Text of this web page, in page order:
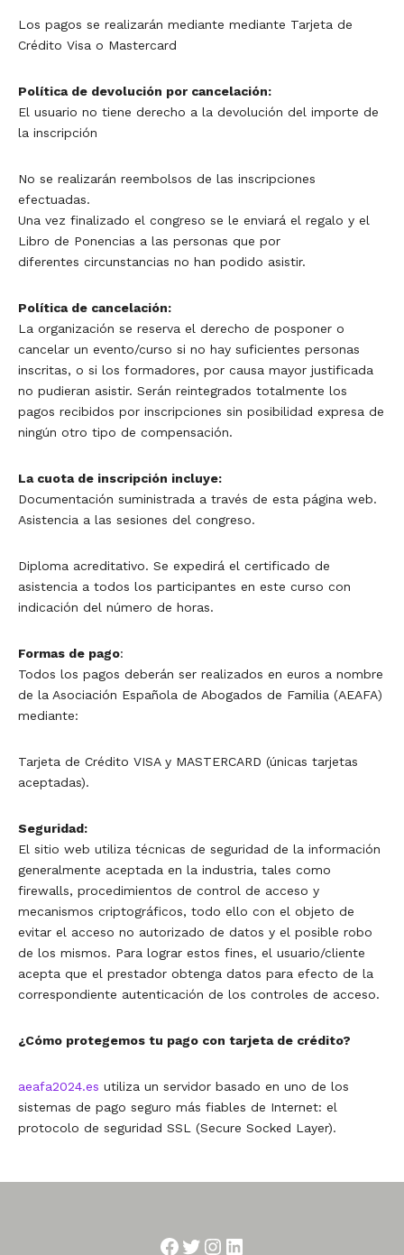
Los pagos se realizarán mediante mediante Tarjeta de
Crédito Visa o Mastercard
Política de devolución por cancelación:
El usuario no tiene derecho a la devolución del importe de
la inscripción
No se realizarán reembolsos de las inscripciones
efectuadas.
Una vez finalizado el congreso se le enviará el regalo y el
Libro de Ponencias a las personas que por
diferentes circunstancias no han podido asistir.
Política de cancelación:
La organización se reserva el derecho de posponer o
cancelar un evento/curso si no hay suficientes personas
inscritas, o si los formadores, por causa mayor justificada
no pudieran asistir. Serán reintegrados totalmente los
pagos recibidos por inscripciones sin posibilidad expresa de
ningún otro tipo de compensación.
La cuota de inscripción incluye:
Documentación suministrada a través de esta página web.
Asistencia a las sesiones del congreso.
Diploma acreditativo. Se expedirá el certificado de
asistencia a todos los participantes en este curso con
indicación del número de horas.
Formas de pago:
Todos los pagos deberán ser realizados en euros a nombre
de la Asociación Española de Abogados de Familia (AEAFA)
mediante:
Tarjeta de Crédito VISA y MASTERCARD (únicas tarjetas
aceptadas).
Seguridad:
El sitio web utiliza técnicas de seguridad de la información
generalmente aceptada en la industria, tales como
firewalls, procedimientos de control de acceso y
mecanismos criptográficos, todo ello con el objeto de
evitar el acceso no autorizado de datos y el posible robo
de los mismos. Para lograr estos fines, el usuario/cliente
acepta que el prestador obtenga datos para efecto de la
correspondiente autenticación de los controles de acceso.
¿Cómo protegemos tu pago con tarjeta de crédito?
aeafa2024.es utiliza un servidor basado en uno de los
sistemas de pago seguro más fiables de Internet: el
protocolo de seguridad SSL (Secure Socked Layer).
Facebook
Twitter
Instagram
LinkedIn